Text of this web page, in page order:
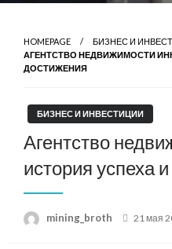
HOMEPAGE
БИЗНЕС И
АГЕНТСТВО НЕДВИЖИМОСТИ
ДОСТИЖЕНИЯ
БИЗНЕС И ИНВЕСТИЦИИ
Агентство
история успеха
mining_broth
Posted
21 мая